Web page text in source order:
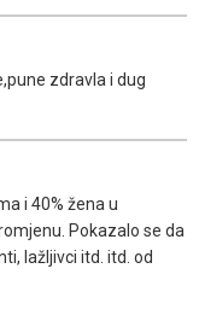
zdravla i dug
i 40% žena u
Pokazalo se da
lažljivci itd. itd. od